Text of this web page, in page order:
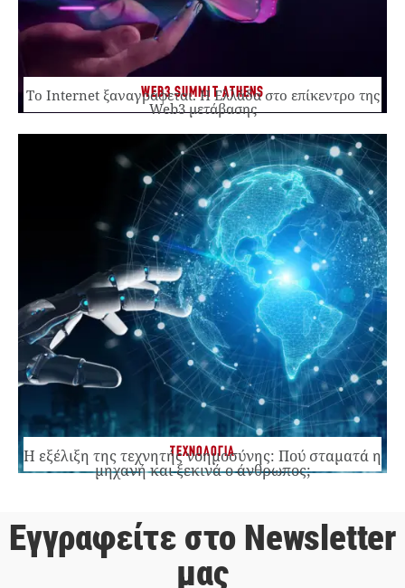
WEB3 SUMMIT ATHENS
Το Internet ξαναγράφεται. Η Ελλάδα στο επίκεντρο της
Web3 μετάβασης
ΤΕΧΝΟΛΟΓΙΑ
Η εξέλιξη της τεχνητής νοημοσύνης: Πού σταματά η
μηχανή και ξεκινά ο άνθρωπος;
Εγγραφείτε στο Newsletter
μας